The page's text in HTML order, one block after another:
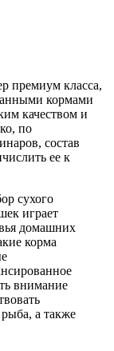
премиум класса,
кормами
качеством и
по
состав
ее к
сухого
играет
домашних
корма
внимание
а также